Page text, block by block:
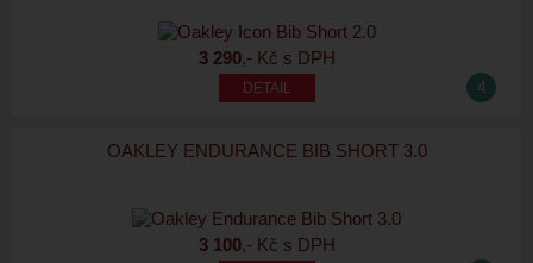
3 290,- Kč s DPH
4
OAKLEY ENDURANCE BIB SHORT 3.0
3 100,- Kč s DPH